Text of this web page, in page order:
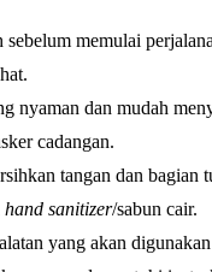
sebelum memulai
nyaman dan mudah
cadangan.
tangan dan bagian
hand sanitizer/sabun cair.
yang akan